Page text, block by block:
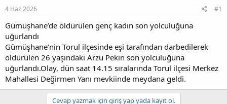
u
b
a
ş
l
a
t
a
n
g
ı
ç
t
a
r
i
h
i
4 Haz 2026 #1
Gümüşhane’de öldürülen genç kadın son yolculuğuna
uğurlandı
Gümüşhane’nin Torul ilçesinde eşi tarafından darbedilerek
öldürülen 26 yaşındaki Arzu Pekin son yolculuğuna
uğurlandı.Olay, dün saat 14.15 sıralarında Torul ilçesi Merkez
Mahallesi Değirmen Yanı mevkiinde meydana geldi.
Cevap yazmak için giriş yap yada kayıt ol.